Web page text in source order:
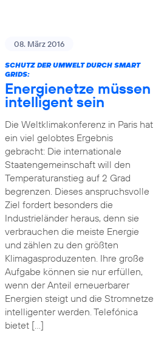
08. März 2016
SCHUTZ DER UMWELT DURCH SMART
GRIDS:
Energienetze müssen
intelligent sein
Die Weltklimakonferenz in Paris hat
ein viel gelobtes Ergebnis
gebracht: Die internationale
Staatengemeinschaft will den
Temperaturanstieg auf 2 Grad
begrenzen. Dieses anspruchsvolle
Ziel fordert besonders die
Industrieländer heraus, denn sie
verbrauchen die meiste Energie
und zählen zu den größten
Klimagasproduzenten. Ihre große
Aufgabe können sie nur erfüllen,
wenn der Anteil erneuerbarer
Energien steigt und die Stromnetze
intelligenter werden. Telefónica
bietet […]